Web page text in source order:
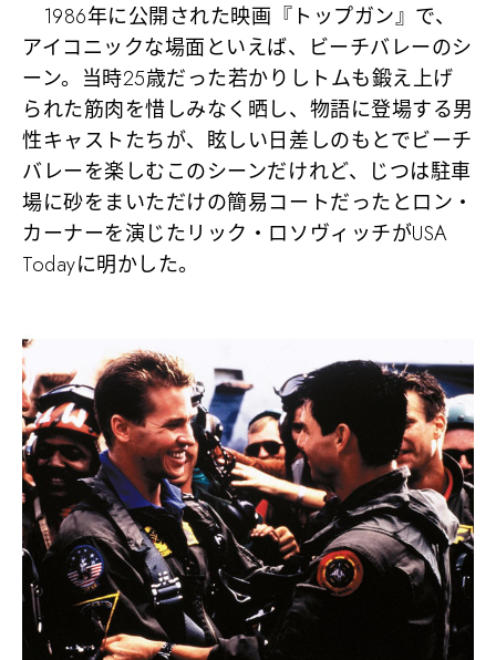
1986年に公開された映画『トップガン』で、
アイコニックな場面といえば、ビーチバレーのシ
ーン。当時25歳だった若かりしトムも鍛え上げ
られた筋肉を惜しみなく晒し、物語に登場する男
性キャストたちが、眩しい日差しのもとでビーチ
バレーを楽しむこのシーンだけれど、じつは駐車
場に砂をまいただけの簡易コートだったとロン・
カーナーを演じたリック・ロソヴィッチがUSA
Todayに明かした。